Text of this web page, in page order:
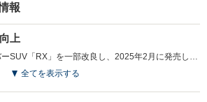
報
上
全てを表示する